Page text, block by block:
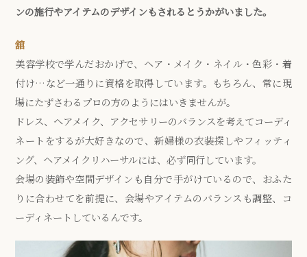
ンの施行やアイテムのデザインもされるとうかがいました。
舘
美容学校で学んだおかげで、ヘア・メイク・ネイル・色彩・着
付け…など一通りに資格を取得しています。もちろん、常に現
場にたずさわるプロの方のようにはいきませんが。
ドレス、ヘアメイク、アクセサリーのバランスを考えてコーディ
ネートをするが大好きなので、新婦様の衣装探しやフィッティ
ング、ヘアメイクリハーサルには、必ず同行しています。
会場の装飾や空間デザインも自分で手がけているので、おふた
りに合わせてを前提に、会場やアイテムのバランスも調整、コ
ーディネートしているんです。